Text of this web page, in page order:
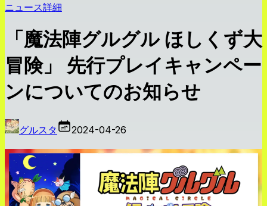
ニュース詳細
「魔法陣グルグル ほしくず大
冒険」 先行プレイキャンペー
ンについてのお知らせ
グルスタ 2024-04-26